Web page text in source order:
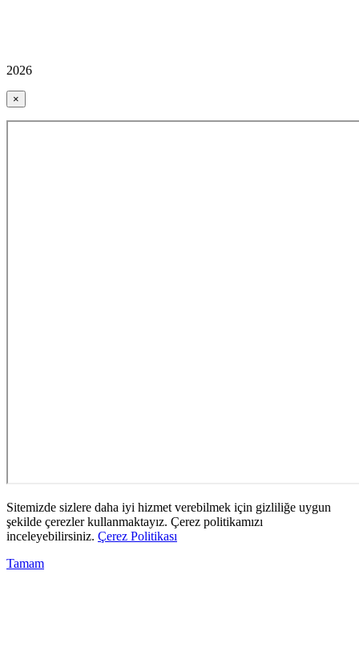
2026
×
Sitemizde sizlere daha iyi hizmet verebilmek için gizliliğe uygun
şekilde çerezler kullanmaktayız. Çerez politikamızı
inceleyebilirsiniz. Çerez Politikası
Tamam